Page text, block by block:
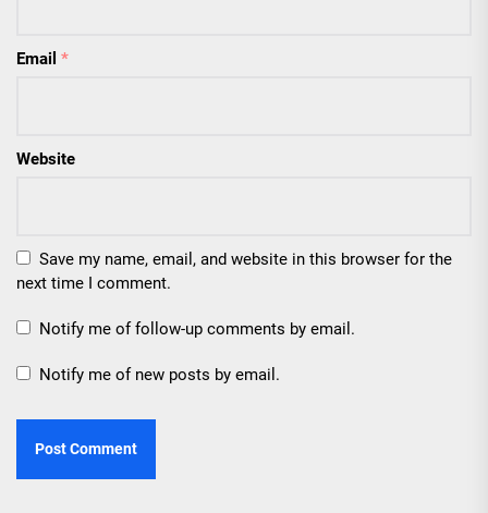
Email *
Website
Save my name, email, and website in this browser for the
next time I comment.
Notify me of follow-up comments by email.
Notify me of new posts by email.